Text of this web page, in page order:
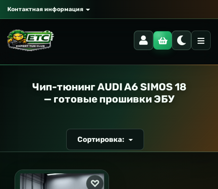
Контактная информация
Чип-тюнинг AUDI A6 SIMOS 18
— готовые прошивки ЭБУ
Сортировка: